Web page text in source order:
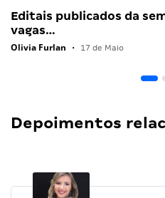
Editais publicados da
vagas…
Olivia Furlan • 17 de Maio
Depoimentos